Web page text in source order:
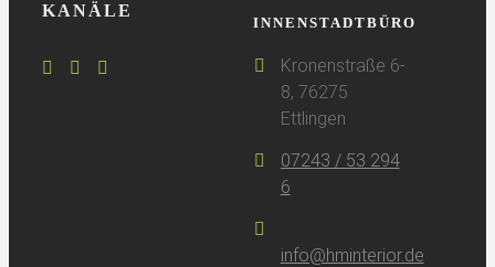
KANÄLE
INNENSTADTBÜRO
Kronenstraße 6-
8, 76275
Ettlingen
07243 / 53 294
6
info@hminterior.de